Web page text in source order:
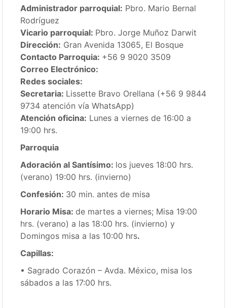
Administrador parroquial: Pbro. Mario Bernal
Rodríguez
Vicario parroquial: Pbro. Jorge Muñoz Darwit
Dirección: Gran Avenida 13065, El Bosque
Contacto Parroquia: +56 9 9020 3509
Correo Electrónico:
Redes sociales:
Secretaria: Lissette Bravo Orellana (+56 9 9844
9734 atención vía WhatsApp)
Atención oficina: Lunes a viernes de 16:00 a
19:00 hrs.
Parroquia
Adoración al Santísimo: los jueves 18:00 hrs.
(verano) 19:00 hrs. (invierno)
Confesión: 30 min. antes de misa
Horario Misa:de martes a viernes; Misa 19:00
hrs. (verano) a las 18:00 hrs. (invierno) y
Domingos misa a las 10:00 hrs.
Capillas:
• Sagrado Corazón – Avda. México, misa los
sábados a las 17:00 hrs.